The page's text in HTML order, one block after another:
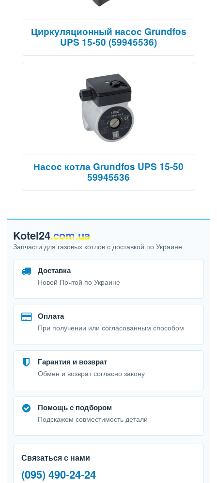
Циркуляционный насос Grundfos
UPS 15-50 (59945536)
Насос котла Grundfos UPS 15-50
59945536
Kotel24.com.ua
Запчасти для газовых котлов с доставкой по Украине
Доставка
Новой Почтой по Украине
Оплата
При получении или согласованным способом
Гарантия и возврат
Обмен и возврат согласно закону
Помощь с подбором
Подскажем совместимость детали
Связаться с нами
(095) 490-24-24